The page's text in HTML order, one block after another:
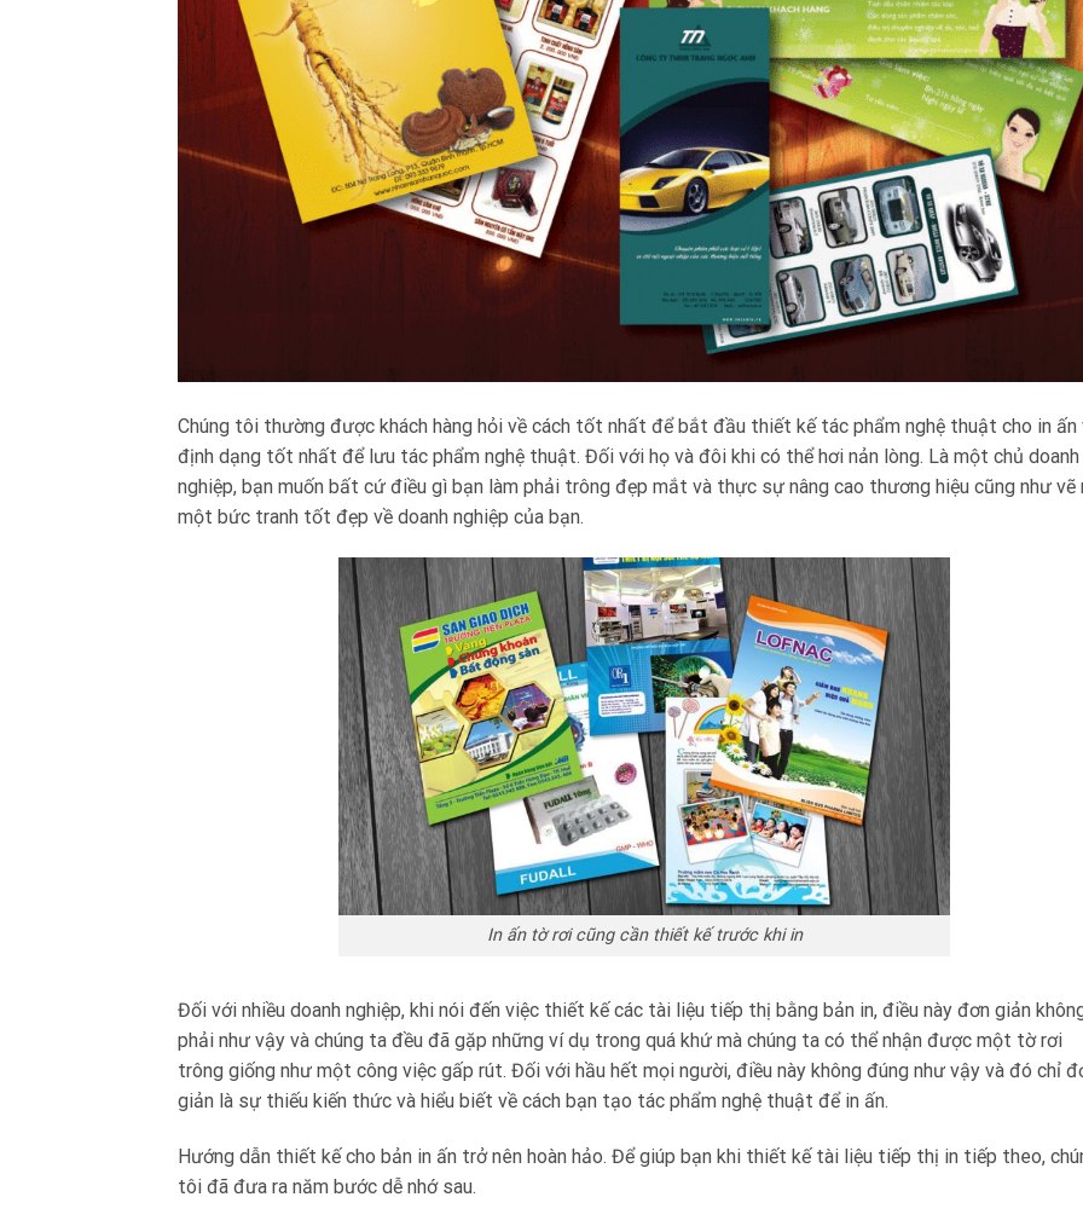
Chúng tôi thường được khách hàng hỏi về cách tốt nhất để bắt đầu thiết kế tác phẩm nghệ thuật cho in ấn
định dạng tốt nhất để lưu tác phẩm nghệ thuật. Đối với họ và đôi khi có thể hơi nản lòng. Là một chủ doanh
nghiệp, bạn muốn bất cứ điều gì bạn làm phải trông đẹp mắt và thực sự nâng cao thương hiệu cũng như vẽ
một bức tranh tốt đẹp về doanh nghiệp của bạn.
In ấn tờ rơi cũng cần thiết kế trước khi in
Đối với nhiều doanh nghiệp, khi nói đến việc thiết kế các tài liệu tiếp thị bằng bản in, điều này đơn giản
phải như vậy và chúng ta đều đã gặp những ví dụ trong quá khứ mà chúng ta có thể nhận được một tờ rơi
trông giống như một công việc gấp rút. Đối với hầu hết mọi người, điều này không đúng như vậy và đó chỉ
giản là sự thiếu kiến ​​thức và hiểu biết về cách bạn tạo tác phẩm nghệ thuật để in ấn.
Hướng dẫn thiết kế cho bản in ấn trở nên hoàn hảo. Để giúp bạn khi thiết kế tài liệu tiếp thị in tiếp theo,
tôi đã đưa ra năm bước dễ nhớ sau.